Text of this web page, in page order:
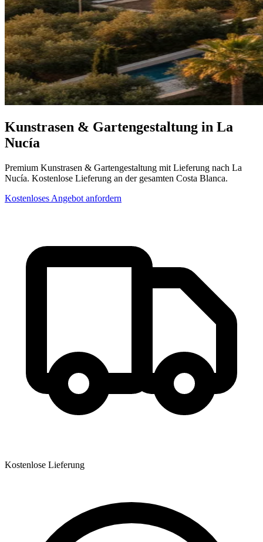
Kunstrasen & Gartengestaltung in La
Nucía
Premium Kunstrasen & Gartengestaltung mit Lieferung nach La
Nucía. Kostenlose Lieferung an der gesamten Costa Blanca.
Kostenloses Angebot anfordern
Kostenlose Lieferung